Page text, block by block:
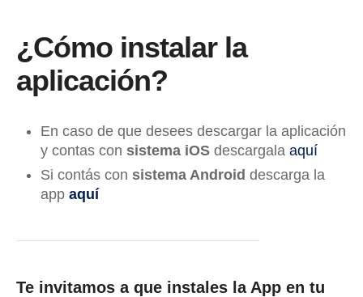
¿Cómo instalar la
aplicación?
En caso de que desees descargar la aplicación
y contas con sistema iOS descargala aquí
Si contás con sistema Android descarga la
app aquí
Te invitamos a que instales la App en tu